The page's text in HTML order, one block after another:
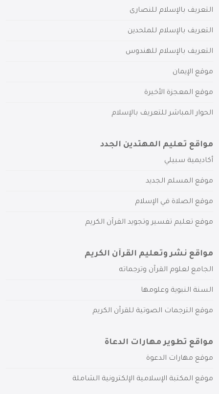
التعريف بالإسلام للنصارى
التعريف بالإسلام للملحدين
التعريف بالإسلام للهندوس
موقع الإيمان
موقع المعجزة الأخيرة
الحوار المباشر للتعريف بالإسلام
مواقع تعليم المهتدين الجدد
أكاديمية سبيلي
موقع المسلم الجديد
موقع الصلاة في الإسلام
موقع تعليم تفسير وتجويد القرآن الكريم
مواقع نشر وتعليم القرآن الكريم
الجامع لعلوم القرآن وترجماته
السنة النبوية وعلومها
موقع الترجمات الصوتية للقرآن الكريم
مواقع تطوير مهارات الدعاة
موقع مهارات الدعوة
موقع المكتبة الإسلامية الإلكترونية الشاملة